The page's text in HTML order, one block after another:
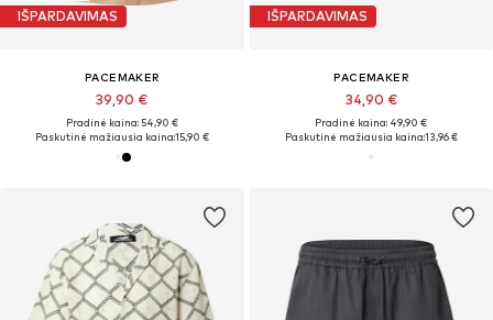
IŠPARDAVIMAS
PACEMAKER
39,90 €
Pradinė kaina: 54,90 €
Paskutinė mažiausia kaina:15,90 €
IŠPARDAVIMAS
PACEMAKER
34,90 €
Pradinė kaina: 49,90 €
Paskutinė mažiausia kaina:13,96 €